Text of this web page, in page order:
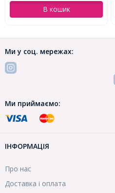
В кошик
Ми у соц. мережах:
Ми приймаємо:
ІНФОРМАЦІЯ
Про нас
Доставка і оплата